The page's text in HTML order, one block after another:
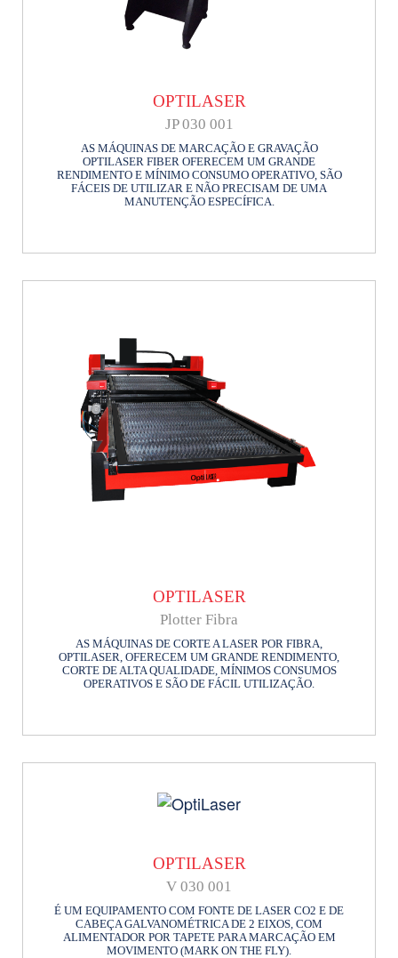
OPTILASER
JP 030 001
AS MÁQUINAS DE MARCAÇÃO E GRAVAÇÃO
OPTILASER FIBER OFERECEM UM GRANDE
RENDIMENTO E MÍNIMO CONSUMO OPERATIVO, SÃO
FÁCEIS DE UTILIZAR E NÃO PRECISAM DE UMA
MANUTENÇÃO ESPECÍFICA.
OPTILASER
Plotter Fibra
AS MÁQUINAS DE CORTE A LASER POR FIBRA,
OPTILASER, OFERECEM UM GRANDE RENDIMENTO,
CORTE DE ALTA QUALIDADE, MÍNIMOS CONSUMOS
OPERATIVOS E SÃO DE FÁCIL UTILIZAÇÃO.
OPTILASER
V 030 001
É UM EQUIPAMENTO COM FONTE DE LASER CO2 E DE
CABEÇA GALVANOMÉTRICA DE 2 EIXOS, COM
ALIMENTADOR POR TAPETE PARA MARCAÇÃO EM
MOVIMENTO (MARK ON THE FLY).